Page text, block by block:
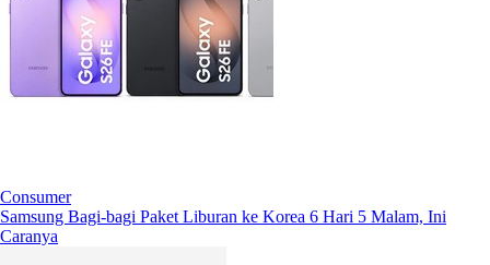
Consumer
Samsung Bagi-bagi Paket Liburan ke Korea 6 Hari 5 Malam, Ini
Caranya